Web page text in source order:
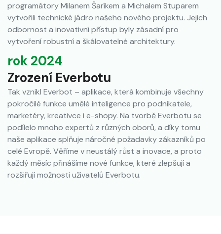
programátory Milanem Šaríkem a Michalem Stuparem
vytvořili technické jádro našeho nového projektu. Jejich
odbornost a inovativní přístup byly zásadní pro
vytvoření robustní a škálovatelné architektury.
rok 2024
Zrození Everbotu
Tak vznikl Everbot – aplikace, která kombinuje všechny
pokročilé funkce umělé inteligence pro podnikatele,
marketéry, kreativce i e-shopy. Na tvorbě Everbotu se
podílelo mnoho expertů z různých oborů, a díky tomu
naše aplikace splňuje náročné požadavky zákazníků po
celé Evropě. Věříme v neustálý růst a inovace, a proto
každý měsíc přinášíme nové funkce, které zlepšují a
rozšiřují možnosti uživatelů Everbotu.